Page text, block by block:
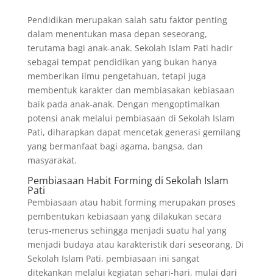
Pendidikan merupakan salah satu faktor penting
dalam menentukan masa depan seseorang,
terutama bagi anak-anak. Sekolah Islam Pati hadir
sebagai tempat pendidikan yang bukan hanya
memberikan ilmu pengetahuan, tetapi juga
membentuk karakter dan membiasakan kebiasaan
baik pada anak-anak. Dengan mengoptimalkan
potensi anak melalui pembiasaan di Sekolah Islam
Pati, diharapkan dapat mencetak generasi gemilang
yang bermanfaat bagi agama, bangsa, dan
masyarakat.
Pembiasaan Habit Forming di Sekolah Islam
Pati
Pembiasaan atau habit forming merupakan proses
pembentukan kebiasaan yang dilakukan secara
terus-menerus sehingga menjadi suatu hal yang
menjadi budaya atau karakteristik dari seseorang. Di
Sekolah Islam Pati, pembiasaan ini sangat
ditekankan melalui kegiatan sehari-hari, mulai dari